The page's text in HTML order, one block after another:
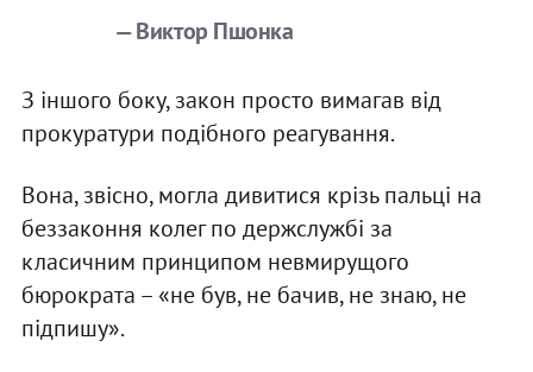
— Виктор Пшонка
З іншого боку, закон просто вимагав від
прокуратури подібного реагування.
Вона, звісно, могла дивитися крізь пальці на
беззаконня колег по держслужбі за
класичним принципом невмирущого
бюрократа – «не був, не бачив, не знаю, не
підпишу».